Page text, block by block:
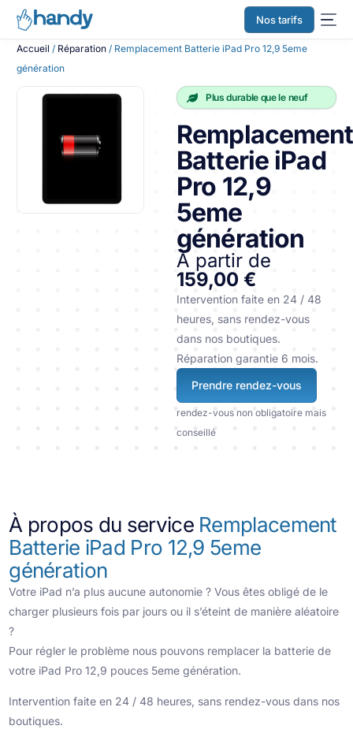
Nos tarifs
Accueil / Réparation / Remplacement Batterie iPad Pro 12,9 5eme
génération
Plus durable que le neuf
Remplacement
Batterie iPad
Pro 12,9
5eme
génération
À partir de
159,00 €
Intervention faite en 24 / 48
heures, sans rendez-vous
dans nos boutiques.
Réparation garantie 6 mois.
Prendre rendez-vous
rendez-vous non obligatoire mais
conseillé
À propos du service Remplacement
Batterie iPad Pro 12,9 5eme
génération
Votre iPad n’a plus aucune autonomie ? Vous êtes obligé de le
charger plusieurs fois par jours ou il s’éteint de manière aléatoire
?
Pour régler le problème nous pouvons remplacer la batterie de
votre iPad Pro 12,9 pouces 5eme génération.
Intervention faite en 24 / 48 heures, sans rendez-vous dans nos
boutiques.